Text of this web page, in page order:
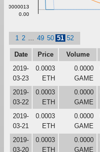
0.0000013
0.00
1 2 49 50 51 52
Date Price Volume
2019-
03-23
0.0003
ETH
0.0000
GAME
2019-
03-22
0.0003
ETH
0.0000
GAME
2019-
03-21
0.0003
ETH
0.0000
GAME
2019-
03-20
0.0003
ETH
0.0000
GAME